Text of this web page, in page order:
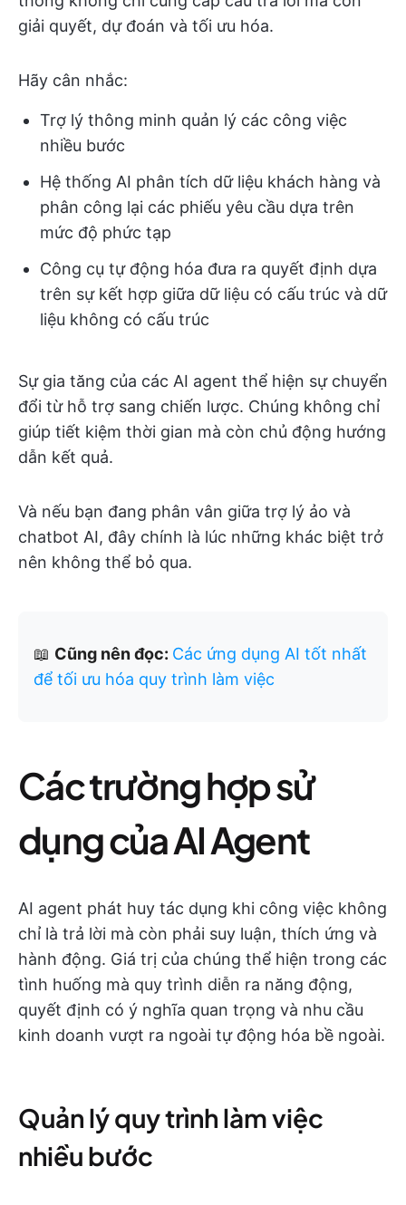
giải quyết, dự đoán và tối ưu hóa.
Hãy cân nhắc:
Trợ lý thông minh quản lý các công việc
nhiều bước
Hệ thống AI phân tích dữ liệu khách hàng và
phân công lại các phiếu yêu cầu dựa trên
mức độ phức tạp
Công cụ tự động hóa đưa ra quyết định dựa
trên sự kết hợp giữa dữ liệu có cấu trúc và dữ
liệu không có cấu trúc
Sự gia tăng của các AI agent thể hiện sự chuyển
đổi từ hỗ trợ sang chiến lược. Chúng không chỉ
giúp tiết kiệm thời gian mà còn chủ động hướng
dẫn kết quả.
Và nếu bạn đang phân vân giữa trợ lý ảo và
chatbot AI, đây chính là lúc những khác biệt trở
nên không thể bỏ qua.
📖 Cũng nên đọc: Các ứng dụng AI tốt nhất
để tối ưu hóa quy trình làm việc
Các trường hợp sử
dụng của AI Agent
AI agent phát huy tác dụng khi công việc không
chỉ là trả lời mà còn phải suy luận, thích ứng và
hành động. Giá trị của chúng thể hiện trong các
tình huống mà quy trình diễn ra năng động,
quyết định có ý nghĩa quan trọng và nhu cầu
kinh doanh vượt ra ngoài tự động hóa bề ngoài.
Quản lý quy trình làm việc
nhiều bước